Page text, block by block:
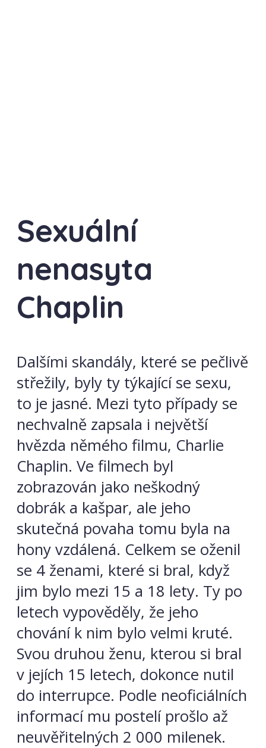
Sexuální
nenasyta
Chaplin
Dalšími skandály, které se pečlivě
střežily, byly ty týkající se sexu,
to je jasné. Mezi tyto případy se
nechvalně zapsala i největší
hvězda němého filmu, Charlie
Chaplin. Ve filmech byl
zobrazován jako neškodný
dobrák a kašpar, ale jeho
skutečná povaha tomu byla na
hony vzdálená. Celkem se oženil
se 4 ženami, které si bral, když
jim bylo mezi 15 a 18 lety. Ty po
letech vypověděly, že jeho
chování k nim bylo velmi kruté.
Svou druhou ženu, kterou si bral
v jejích 15 letech, dokonce nutil
do interrupce. Podle neoficiálních
informací mu postelí prošlo až
neuvěřitelných 2 000 milenek.